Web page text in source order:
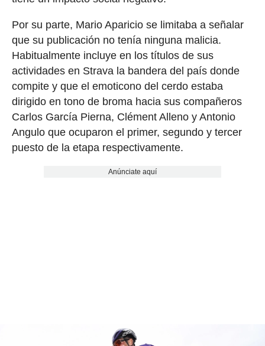
Por su parte, Mario Aparicio se limitaba a señalar
que su publicación no tenía ninguna malicia.
Habitualmente incluye en los títulos de sus
actividades en Strava la bandera del país donde
compite y que el emoticono del cerdo estaba
dirigido en tono de broma hacia sus compañeros
Carlos García Pierna, Clément Alleno y Antonio
Angulo que ocuparon el primer, segundo y tercer
puesto de la etapa respectivamente.
Anúnciate aquí